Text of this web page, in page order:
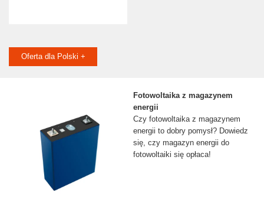
Oferta dla Polski +
Fotowoltaika z magazynem
energii
Czy fotowoltaika z magazynem
energii to dobry pomysł? Dowiedz
się, czy magazyn energii do
fotowoltaiki się opłaca!